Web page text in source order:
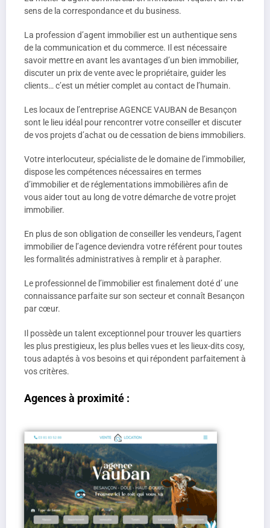
sens de la correspondance et du business.
La profession d’agent immobilier est un authentique sens
de la communication et du commerce. Il est nécessaire
savoir mettre en avant les avantages d’un bien immobilier,
discuter un prix de vente avec le propriétaire, guider les
clients… c’est un métier complet au contact de l’humain.
Les locaux de l’entreprise AGENCE VAUBAN de Besançon
sont le lieu idéal pour rencontrer votre conseiller et discuter
de vos projets d’achat ou de cessation de biens immobiliers.
Votre interlocuteur, spécialiste de le domaine de l’immobilier,
dispose les compétences nécessaires en termes
d’immobilier et de réglementations immobilières afin de
vous aider tout au long de votre démarche de votre projet
immobilier.
En plus de son obligation de conseiller les vendeurs, l’agent
immobilier de l’agence deviendra votre référent pour toutes
les formalités administratives à remplir et à parapher.
Le professionnel de l’immobilier est finalement doté d’ une
connaissance parfaite sur son secteur et connaît Besançon
par cœur.
Il possède un talent exceptionnel pour trouver les quartiers
les plus prestigieux, les plus belles vues et les lieux-dits cosy,
tous adaptés à vos besoins et qui répondent parfaitement à
vos critères.
Agences à proximité :